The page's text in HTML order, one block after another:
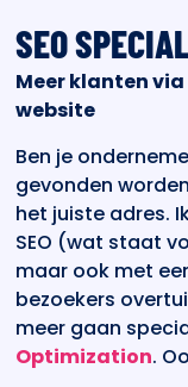
SEO
Meer klanten
website
Ben je
gevonden
het juiste adres.
SEO (wat staat
maar ook met
bezoekers
meer gaan
Optimization.